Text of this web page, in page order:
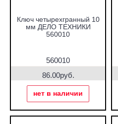
Ключ четырехгранный 10
мм ДЕЛО ТЕХНИКИ
560010
560010
86.00руб.
нет в наличии